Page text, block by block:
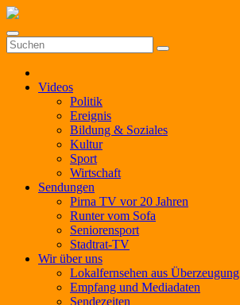
Zum
springen
Videos
Politik
Ereignis
Bildung & Soziales
Kultur
Sport
Wirtschaft
Sendungen
Pirna TV vor 20 Jahren
Runter vom Sofa
Seniorensport
Stadtrat-TV
Wir über uns
Lokalfernsehen aus Überzeugung
Empfang und Mediadaten
Sendezeiten